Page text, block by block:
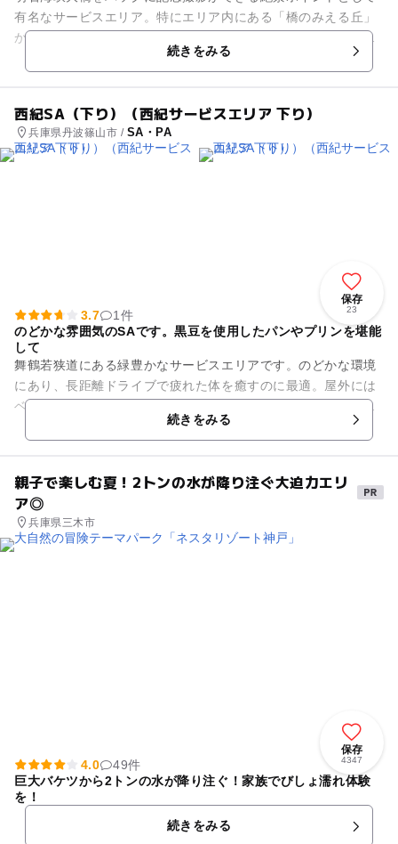
有名なサービスエリア。特にエリア内にある「橋のみえる丘」
からは、息をのむほど美しい景色をゆったりと楽しむことがで
続きをみる
西紀SA（下り）（西紀サービスエリア 下り）
兵庫県丹波篠山市 / SA・PA
保存
23
3.7
1件
のどかな雰囲気のSAです。黒豆を使用したパンやプリンを堪能
して
舞鶴若狭道にある緑豊かなサービスエリアです。のどかな環境
にあり、長距離ドライブで疲れた体を癒すのに最適。屋外には
ベンチやあずまやのほか、シャワー付きの水飲み場、ゴミ箱な
どがある一面芝生のドッグラ...続きをみる
親子で楽しむ夏！2トンの水が降り注ぐ大迫力エリ
ア◎
兵庫県三木市
保存
4347
4.0
49件
巨大バケツから2トンの水が降り注ぐ！家族でびしょ濡れ体験
を！
続きをみる